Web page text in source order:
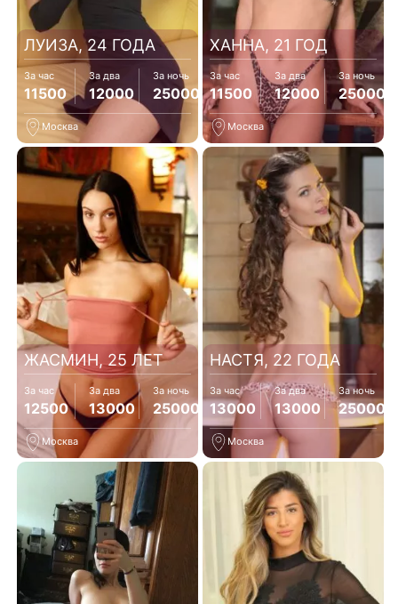
ЛУИЗА, 24 ГОДА
За час
11500
За два
12000
За ночь
25000
Москва
ХАННА, 21 ГОД
За час
11500
За два
12000
За ночь
25000
Москва
ЖАСМИН, 25 ЛЕТ
За час
12500
За два
13000
За ночь
25000
Москва
НАСТЯ, 22 ГОДА
За час
13000
За два
13000
За ночь
25000
Москва